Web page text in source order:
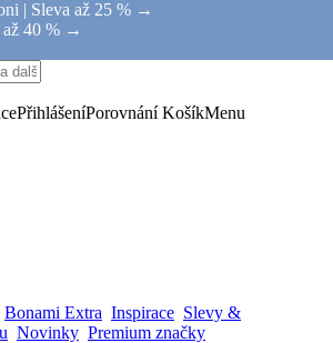
| Sleva až 25 % →
až 40 % →
PřihlášeníPorovnání KošíkMenu
Bonami Extra Inspirace Slevy &
Novinky Premium značky